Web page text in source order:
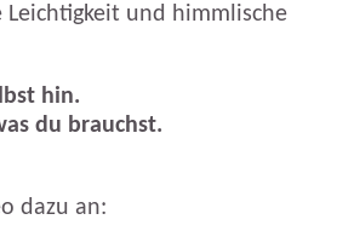
und himmlische
hin.
du brauchst.
dazu an: